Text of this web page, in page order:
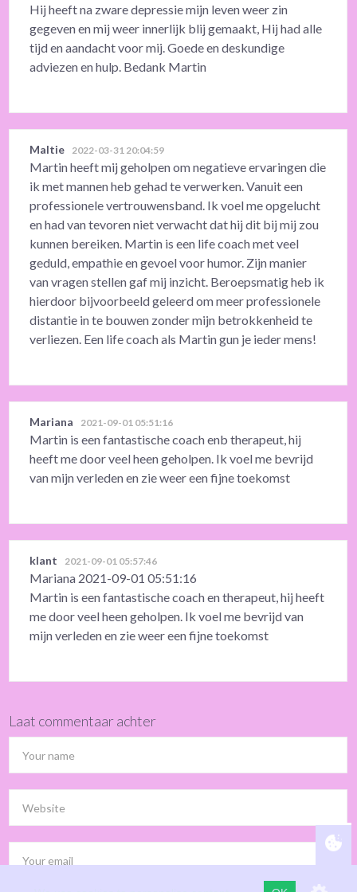
Hij heeft na zware depressie mijn leven weer zin
gegeven en mij weer innerlijk blij gemaakt, Hij had alle
tijd en aandacht voor mij. Goede en deskundige
adviezen en hulp. Bedank Martin
Maltie 2022-03-31 20:04:59
Martin heeft mij geholpen om negatieve ervaringen die
ik met mannen heb gehad te verwerken. Vanuit een
professionele vertrouwensband. Ik voel me opgelucht
en had van tevoren niet verwacht dat hij dit bij mij zou
kunnen bereiken. Martin is een life coach met veel
geduld, empathie en gevoel voor humor. Zijn manier
van vragen stellen gaf mij inzicht. Beroepsmatig heb ik
hierdoor bijvoorbeeld geleerd om meer professionele
distantie in te bouwen zonder mijn betrokkenheid te
verliezen. Een life coach als Martin gun je ieder mens!
Mariana 2021-09-01 05:51:16
Martin is een fantastische coach enb therapeut, hij
heeft me door veel heen geholpen. Ik voel me bevrijd
van mijn verleden en zie weer een fijne toekomst
klant 2021-09-01 05:57:46
Mariana 2021-09-01 05:51:16
Martin is een fantastische coach en therapeut, hij heeft
me door veel heen geholpen. Ik voel me bevrijd van
mijn verleden en zie weer een fijne toekomst
Laat commentaar achter